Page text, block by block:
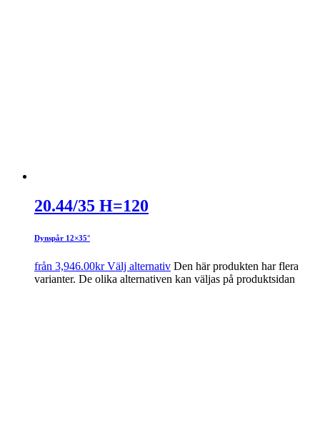
20.44/35 H=120
Dynspår 12×35°
från 3,946.00kr Välj alternativ Den här produkten har flera
varianter. De olika alternativen kan väljas på produktsidan